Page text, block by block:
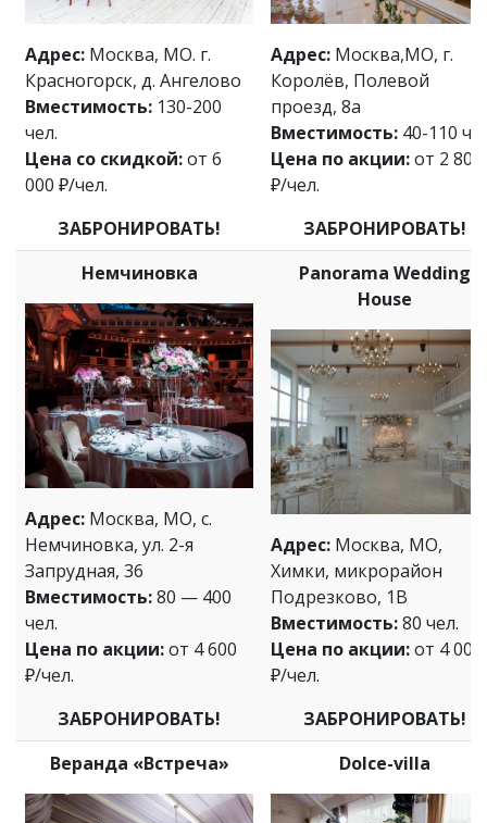
Адрес: Москва, МО. г.
Красногорск, д. Ангелово
Вместимость: 130-200
чел.
Цена со скидкой:от 6
000 ₽/чел.
ЗАБРОНИРОВАТЬ!
Адрес: Москва,МО, г.
Королёв, Полевой
проезд, 8а
Вместимость: 40-110
Цена по акции:от 2 800
₽/чел.
ЗАБРОНИРОВАТЬ!
Немчиновка
Адрес: Москва, МО, с.
Немчиновка, ул. 2-я
Запрудная, 36
Вместимость:80 — 400
чел.
Цена по акции:от 4 600
₽/чел.
ЗАБРОНИРОВАТЬ!
Panorama Wedding
House
Адрес: Москва, МО,
Химки, микрорайон
Подрезково, 1В
Вместимость:80 чел.
Цена по акции:от 4 000
₽/чел.
ЗАБРОНИРОВАТЬ!
Веранда «Встреча»
Dolce-villa